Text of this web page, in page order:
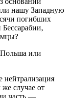
нашу Западную
погибших
или
нейтрализация
случае от
часть —